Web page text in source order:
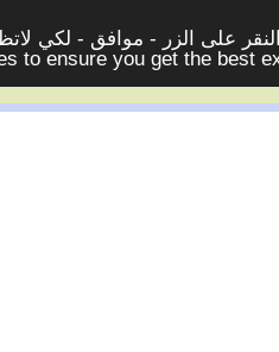
على الزر - موافق - لكي
to ensure you get the best